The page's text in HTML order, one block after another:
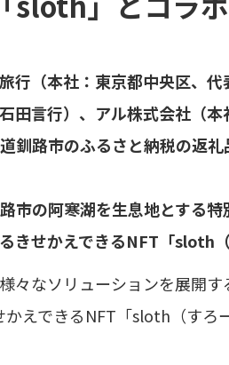
行（本社：東京都中央区、
田言行）、アル株式会社（
釧路市のふるさと納税の返
市の阿寒湖を生息地とする特
きせかえできるNFT「sloth
々なソリューションを展開
えできるNFT「sloth（すろ